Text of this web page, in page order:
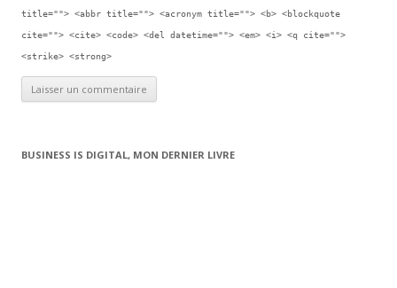
title=""> <abbr title=""> <acronym title=""> <b> <blockquote
cite=""> <cite> <code> <del datetime=""> <em> <i> <q cite="">
<strike> <strong>
BUSINESS IS DIGITAL, MON DERNIER LIVRE